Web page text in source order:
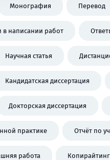
Монография Перевод
написании работ
Научная статья
Кандидатская диссертация
Докторская диссертация
практике Отчёт по
работа Копирайтинг